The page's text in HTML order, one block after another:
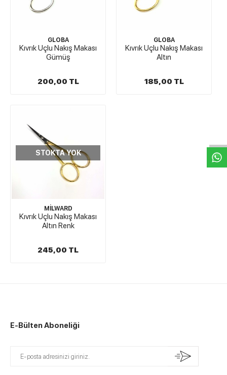
GLOBA
Kıvrık Uçlu Nakış Makası
Gümüş
200,00 TL
GLOBA
Kıvrık Uçlu Nakış Makası
Altın
185,00 TL
STOKTA YOK
MİLWARD
Kıvrık Uçlu Nakış Makası
Altın Renk
245,00 TL
E-Bülten Aboneliği